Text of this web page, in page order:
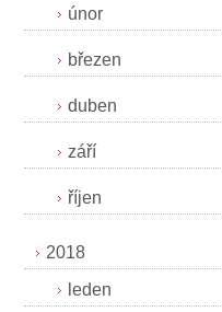
únor
březen
duben
září
říjen
2018
leden